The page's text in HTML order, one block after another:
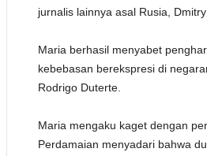
jurnalis lainnya asal Rusia,
Maria berhasil menyabet
kebebasan berekspresi di
Rodrigo Duterte.
Maria mengaku kaget dengan
Perdamaian menyadari bahwa